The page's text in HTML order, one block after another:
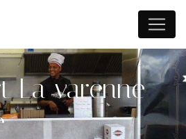
La varenne